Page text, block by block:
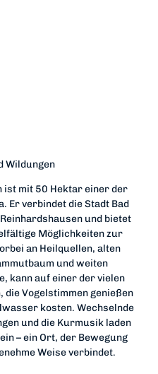
Wildungen
ist mit 50 Hektar einer der
Er verbindet die Stadt Bad
und bietet
Möglichkeiten zur
an Heilquellen, alten
und weiten
kann auf einer der vielen
die Vogelstimmen genießen
kosten. Wechselnde
und die Kurmusik laden
– ein Ort, der Bewegung
Weise verbindet.